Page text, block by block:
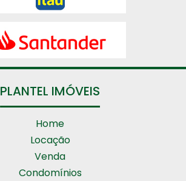
PLANTEL IMÓVEIS
Home
Locação
Venda
Condomínios